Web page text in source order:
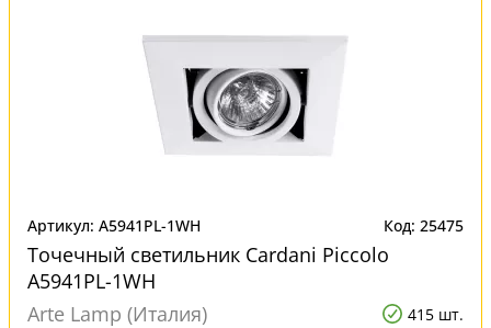
Артикул: A5941PL-1WH Код: 25475
Точечный светильник Cardani Piccolo
A5941PL-1WH
Arte Lamp (Италия)
415 шт.